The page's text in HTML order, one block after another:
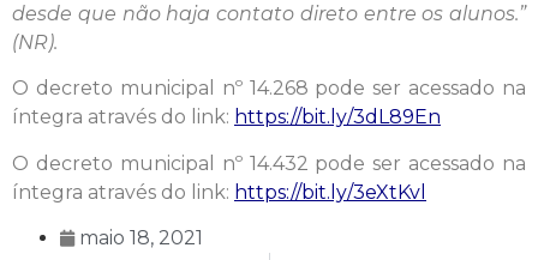
desde que não haja contato direto entre os alunos.”
(NR).
O decreto municipal nº 14.268 pode ser acessado na
íntegra através do link: https://bit.ly/3dL89En
O decreto municipal nº 14.432 pode ser acessado na
íntegra através do link: https://bit.ly/3eXtKvl
maio 18, 2021